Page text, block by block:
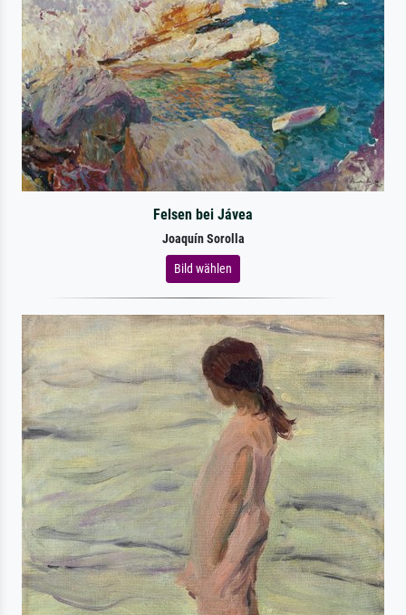
Felsen bei Jávea
Joaquín Sorolla
Bild wählen